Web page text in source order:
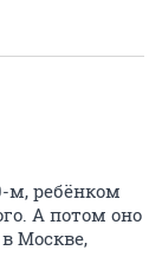
м, ребёнком
А потом оно
Москве,